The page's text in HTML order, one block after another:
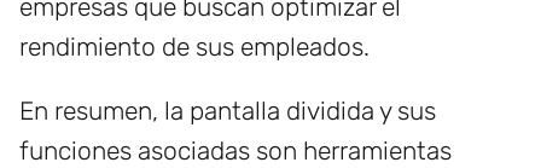
empresas que buscan optimizar el
rendimiento de sus empleados.
En resumen, la pantalla dividida y sus
funciones asociadas son herramientas